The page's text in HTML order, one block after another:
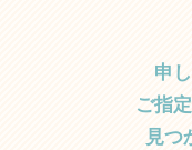
申
ご指
見つ